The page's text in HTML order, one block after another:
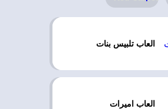
العاب تلبيس بنات
العاب اميرات